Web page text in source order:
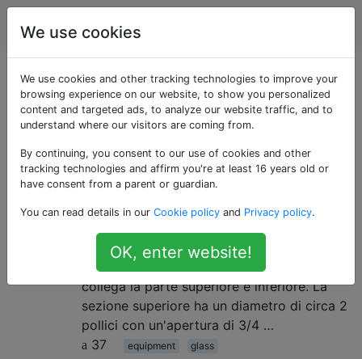
cucinando
Domande taggate
«glass»
3
A cosa serve questo oggetto di
vetro?
Ho ereditato un set di barre. Ha una grande
tranne questo pezzo La parte inferiore
contiene 1/2 tazza. C'è un piccolo foro che
collega la parte superiore e inferiore. La
sezione superiore ha un diametro di circa 2
pollici con un'apertura di 3/4 …
37
equipment glass
We use cookies
We use cookies and other tracking technologies to improve your
browsing experience on our website, to show you personalized
content and targeted ads, to analyze our website traffic, and to
understand where our visitors are coming from.
By continuing, you consent to our use of cookies and other
tracking technologies and affirm you're at least 16 years old or
have consent from a parent or guardian.
You can read details in our Cookie policy and Privacy policy.
OK, enter website!